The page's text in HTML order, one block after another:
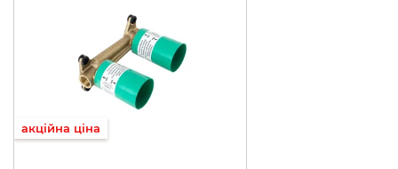
акційна ціна